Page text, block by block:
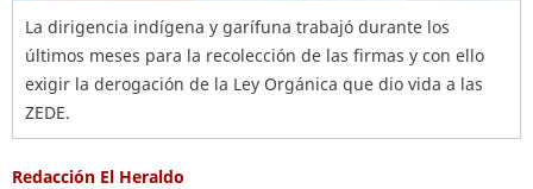
La dirigencia indígena y garífuna trabajó durante los
últimos meses para la recolección de las firmas y con ello
exigir la derogación de la Ley Orgánica que dio vida a las
ZEDE.
Redacción El Heraldo